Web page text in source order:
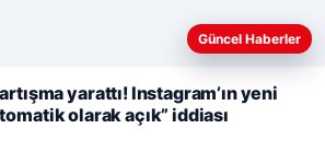
daha iyi anlayabilmek,
Güncel Haberler
yarattı! Instagram’ın yeni
olarak açık” iddiası